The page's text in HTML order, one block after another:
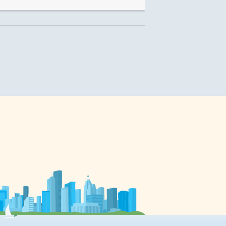
faveur de meilleures stratégies